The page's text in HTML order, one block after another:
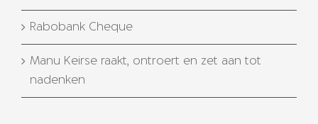
Rabobank Cheque
Manu Keirse raakt, ontroert en zet aan tot
nadenken